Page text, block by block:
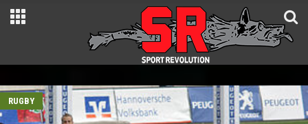
RUGBY